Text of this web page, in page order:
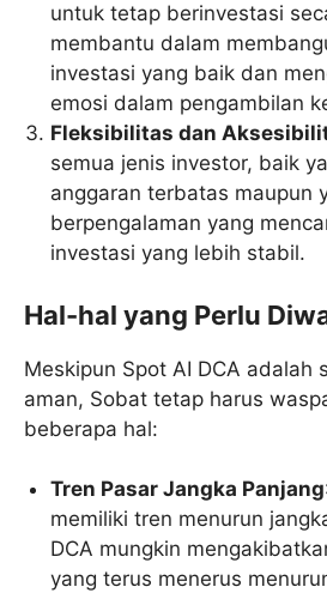
untuk tetap berinvestasi
membantu dalam
investasi yang baik dan
emosi dalam pengambilan
Fleksibilitas dan
semua jenis investor, baik
anggaran terbatas maupun
berpengalaman yang
investasi yang lebih stabil.
Hal-hal yang Perlu
Meskipun Spot AI DCA adalah
aman, Sobat tetap harus
beberapa hal:
Tren Pasar Jangka Panjang
memiliki tren menurun
DCA mungkin
yang terus menerus